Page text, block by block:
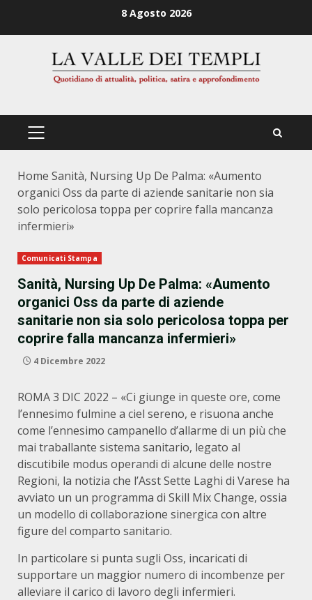
8 Agosto 2026
PRIMÄRES
Home Sanità, Nursing Up De Palma: «Aumento
organici Oss da parte di aziende sanitarie non sia
solo pericolosa toppa per coprire falla mancanza
infermieri»
Comunicati Stampa
Sanità, Nursing Up De Palma: «Aumento
organici Oss da parte di aziende
sanitarie non sia solo pericolosa toppa per
coprire falla mancanza infermieri»
4 Dicembre 2022
ROMA 3 DIC 2022 – «Ci giunge in queste ore, come
l’ennesimo fulmine a ciel sereno, e risuona anche
come l’ennesimo campanello d’allarme di un più che
mai traballante sistema sanitario, legato al
discutibile modus operandi di alcune delle nostre
Regioni, la notizia che l’Asst Sette Laghi di Varese ha
avviato un un programma di Skill Mix Change, ossia
un modello di collaborazione sinergica con altre
figure del comparto sanitario.
In particolare si punta sugli Oss, incaricati di
supportare un maggior numero di incombenze per
alleviare il carico di lavoro degli infermieri.